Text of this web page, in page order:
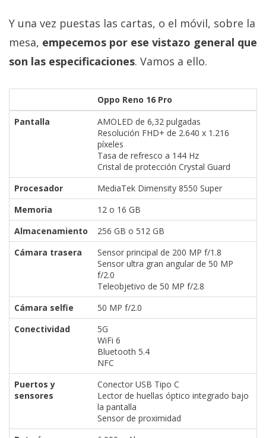
Y una vez puestas las cartas, o el móvil, sobre la
mesa, empecemos por ese vistazo general que
son las especificaciones. Vamos a ello.
Oppo Reno 16 Pro
Pantalla
AMOLED de 6,32 pulgadas
Resolución FHD+ de 2.640 x 1.216
píxeles
Tasa de refresco a 144 Hz
Cristal de protección Crystal Guard
Procesador
MediaTek Dimensity 8550 Super
Memoria
12 o 16 GB
Almacenamiento
256 GB o 512 GB
Cámara trasera
Sensor principal de 200 MP f/1.8
Sensor ultra gran angular de 50 MP
f/2.0
Teleobjetivo de 50 MP f/2.8
Cámara selfie
50 MP f/2.0
Conectividad
5G
WiFi 6
Bluetooth 5.4
NFC
Puertos y
sensores
Conector USB Tipo C
Lector de huellas óptico integrado bajo
la pantalla
Sensor de proximidad